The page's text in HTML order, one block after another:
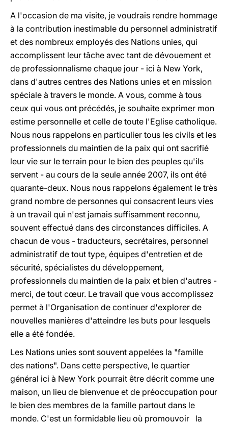
A l'occasion de ma visite, je voudrais rendre hommage
à la contribution inestimable du personnel administratif
et des nombreux employés des Nations unies, qui
accomplissent leur tâche avec tant de dévouement et
de professionnalisme chaque jour - ici à New York,
dans d'autres centres des Nations unies et en mission
spéciale à travers le monde. A vous, comme à tous
ceux qui vous ont précédés, je souhaite exprimer mon
estime personnelle et celle de toute l'Eglise catholique.
Nous nous rappelons en particulier tous les civils et les
professionnels du maintien de la paix qui ont sacrifié
leur vie sur le terrain pour le bien des peuples qu'ils
servent - au cours de la seule année 2007, ils ont été
quarante-deux. Nous nous rappelons également le très
grand nombre de personnes qui consacrent leurs vies
à un travail qui n'est jamais suffisamment reconnu,
souvent effectué dans des circonstances difficiles. A
chacun de vous - traducteurs, secrétaires, personnel
administratif de tout type, équipes d'entretien et de
sécurité, spécialistes du développement,
professionnels du maintien de la paix et bien d'autres -
merci, de tout cœur. Le travail que vous accomplissez
permet à l'Organisation de continuer d'explorer de
nouvelles manières d'atteindre les buts pour lesquels
elle a été fondée.
Les Nations unies sont souvent appelées la "famille
des nations". Dans cette perspective, le quartier
général ici à New York pourrait être décrit comme une
maison, un lieu de bienvenue et de préoccupation pour
le bien des membres de la famille partout dans le
monde. C'est un formidable lieu où promouvoir la